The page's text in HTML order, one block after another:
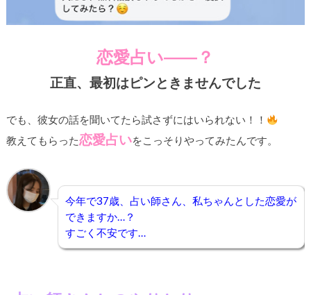
恋愛占い――？
正直、最初はピンときませんでした
でも、彼女の話を聞いてたら試さずにはいられない！！
教えてもらった恋愛占いをこっそりやってみたんです。
今年で37歳、占い師さん、私ちゃんとした恋愛が
できますか…？
すごく不安です…